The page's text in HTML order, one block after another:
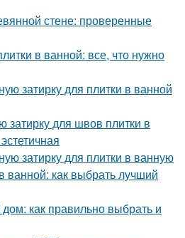
стене: проверенные
в ванной: все, что нужно
затирку для плитки в ванной
затирку для швов плитки в
затирку для плитки в ванную
ванной: как выбрать лучший
как правильно выбрать и